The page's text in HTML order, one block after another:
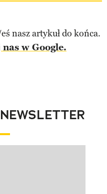
nasz artykuł do końca.
w Google.